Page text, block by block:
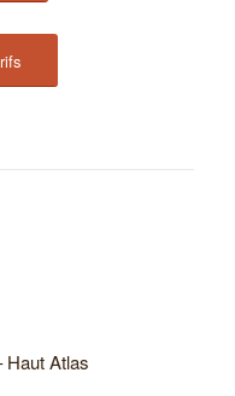
Haut Atlas